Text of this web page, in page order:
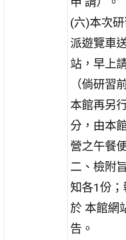
(六)本次
派遊覽車
站，早上
（倘研習
本館再另
分，由本
營之午餐
二、檢附
知各1份
於 本館網
告。